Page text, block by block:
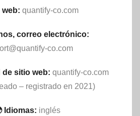
web: quantify-co.com
correo electrónico:
co.com
de sitio web: quantify-co.com
– registrado en 2021)
Idiomas: inglés